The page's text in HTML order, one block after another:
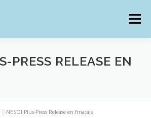
Menu
PRESS RELEASE EN
>NESOI Plus-Press Release en frnaçais